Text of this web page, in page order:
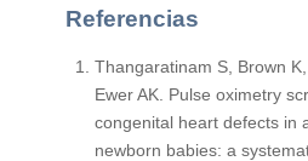
Referencias
Thangaratinam S, Brown
Ewer AK. Pulse oximetry
congenital heart defects in
newborn babies: a